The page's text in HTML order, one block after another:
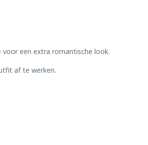
een extra romantische look.
af te werken.